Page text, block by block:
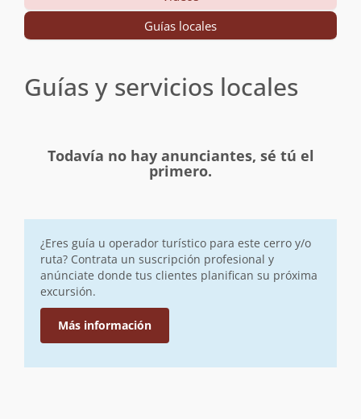
Guías locales
Guías y servicios locales
Todavía no hay anunciantes, sé tú el
primero.
¿Eres guía u operador turístico para este cerro y/o
ruta? Contrata un suscripción profesional y
anúnciate donde tus clientes planifican su próxima
excursión.
Más información